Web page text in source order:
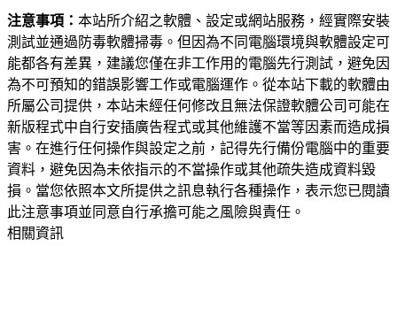
注意事項： 本站所介紹之軟體、設定或網站服務，經實際安裝
測試並通過防毒軟體掃毒。但因為不同電腦環境與軟體設定可
能都各有差異，建議您僅在非工作用的電腦先行測試，避免因
為不可預知的錯誤影響工作或電腦運作。從本站下載的軟體由
所屬公司提供，本站未經任何修改且無法保證軟體公司可能在
新版程式中自行安插廣告程式或其他維護不當等因素而造成損
害。在進行任何操作與設定之前，記得先行備份電腦中的重要
資料，避免因為未依指示的不當操作或其他疏失造成資料毀
損。當您依照本文所提供之訊息執行各種操作，表示您已閱讀
此注意事項並同意自行承擔可能之風險與責任。
相關資訊